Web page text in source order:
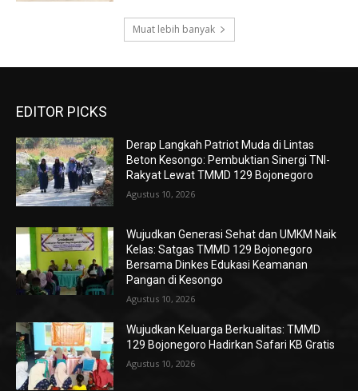
Muat lebih banyak
EDITOR PICKS
Derap Langkah Patriot Muda di Lintas
Beton Kesongo: Pembuktian Sinergi TNI-
Rakyat Lewat TMMD 129 Bojonegoro
Agustus 10, 2026
Wujudkan Generasi Sehat dan UMKM Naik
Kelas: Satgas TMMD 129 Bojonegoro
Bersama Dinkes Edukasi Keamanan
Pangan di Kesongo
Agustus 10, 2026
Wujudkan Keluarga Berkualitas: TMMD
129 Bojonegoro Hadirkan Safari KB Gratis
Agustus 10, 2026